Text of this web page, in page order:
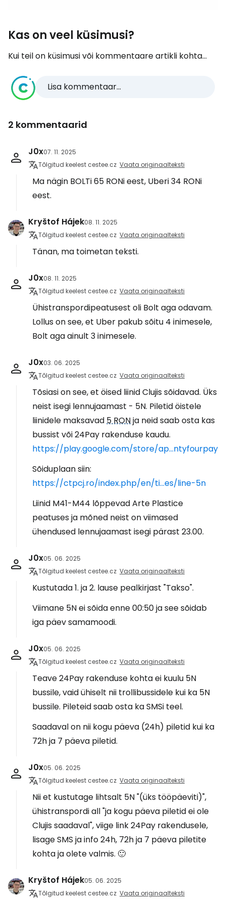
Kas on veel küsimusi?
Kui teil on küsimusi või kommentaare artikli kohta...
Lisa kommentaar...
2 kommentaarid
J0x07. 11. 2025
Tõlgitud keelest cestee.cz Vaata originaalteksti
Ma nägin BOLTi 65 RONi eest, Uberi 34 RONi
eest.
Kryštof Hájek08. 11. 2025
Tõlgitud keelest cestee.cz Vaata originaalteksti
Tänan, ma toimetan teksti.
J0x08. 11. 2025
Tõlgitud keelest cestee.cz Vaata originaalteksti
Ühistranspordipeatusest oli Bolt aga odavam.
Lollus on see, et Uber pakub sõitu 4 inimesele,
Bolt aga ainult 3 inimesele.
J0x03. 06. 2025
Tõlgitud keelest cestee.cz Vaata originaalteksti
Tõsiasi on see, et öised liinid Clujis sõidavad. Üks
neist isegi lennujaamast - 5N. Piletid öistele
liinidele maksavad5 RONja neid saab osta kas
bussist või 24Pay rakenduse kaudu.
https://play.google.com/store/ap...ntyfourpay
Sõiduplaan siin:
https://ctpcj.ro/index.php/en/ti...es/line-5n
Liinid M41-M44 lõppevad Arte Plastice
peatuses ja mõned neist on viimased
ühendused lennujaamast isegi pärast 23.00.
J0x05. 06. 2025
Tõlgitud keelest cestee.cz Vaata originaalteksti
Kustutada 1. ja 2. lause pealkirjast "Takso".
Viimane 5N ei sõida enne 00:50 ja see sõidab
iga päev samamoodi.
J0x05. 06. 2025
Tõlgitud keelest cestee.cz Vaata originaalteksti
Teave 24Pay rakenduse kohta ei kuulu 5N
bussile, vaid ühiselt nii trollibussidele kui ka 5N
bussile. Pileteid saab osta ka SMSi teel.
Saadaval on nii kogu päeva (24h) piletid kui ka
72h ja 7 päeva piletid.
J0x05. 06. 2025
Tõlgitud keelest cestee.cz Vaata originaalteksti
Nii et kustutage lihtsalt 5N "(üks tööpäeviti)",
ühistranspordi all "ja kogu päeva piletid ei ole
Clujis saadaval", viige link 24Pay rakendusele,
lisage SMS ja info 24h, 72h ja 7 päeva piletite
kohta ja olete valmis. 🙂
Kryštof Hájek05. 06. 2025
Tõlgitud keelest cestee.cz Vaata originaalteksti